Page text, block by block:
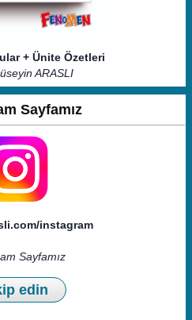
+ Ünite Özetleri
ARASLI
Sayfamız
instagram
Sayfamız
edin